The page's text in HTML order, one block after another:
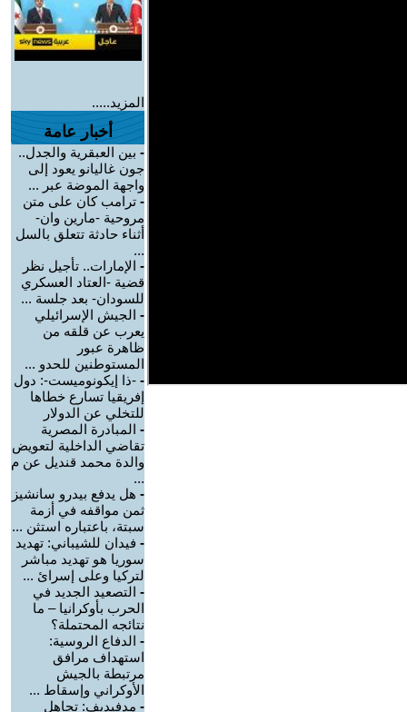
المزيد.....
أخبار عامة
- بين العبقرية والجدل..
جون غاليانو يعود إلى
واجهة الموضة عبر ...
- ترامب كان على متن
مروحية -مارين وان-
أثناء حادثة تتعلق بالسل
...
- الإمارات.. تأجيل نظر
قضية -العتاد العسكري
للسودان- بعد جلسة ...
- الجيش الإسرائيلي
يعرب عن قلقه من
ظاهرة عبور
المستوطنين للحدو ...
- -ذا إيكونوميست-: دول
إفريقيا تسارع خطاها
للتخلي عن الدولار
- المبادرة المصرية
تقاضي الداخلية لتعويض
والدة محمد قنديل عن م
...
- هل يدفع بيدرو سانشيز
ثمن مواقفه في أزمة
سبتة، باعتباره استثن ...
- فيدان للشيباني: تهديد
سوريا هو تهديد مباشر
لتركيا وعلى إسرائ ...
- التصعيد الجديد في
الحرب بأوكرانيا – ما
نتائجه المحتملة؟
- الدفاع الروسية:
استهداف مرافق
مرتبطة بالجيش
الأوكراني وإسقاط ...
- مدفيديف: تجاهل